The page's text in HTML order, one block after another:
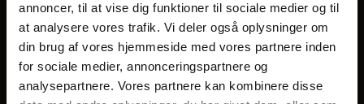
annoncer, til at vise dig funktioner til sociale medier og til
at analysere vores trafik. Vi deler også oplysninger om
din brug af vores hjemmeside med vores partnere inden
for sociale medier, annonceringspartnere og
analysepartnere. Vores partnere kan kombinere disse
Vores uddannelser
Om E.G.
BLIV ELEV
Optagelse
Til forældre